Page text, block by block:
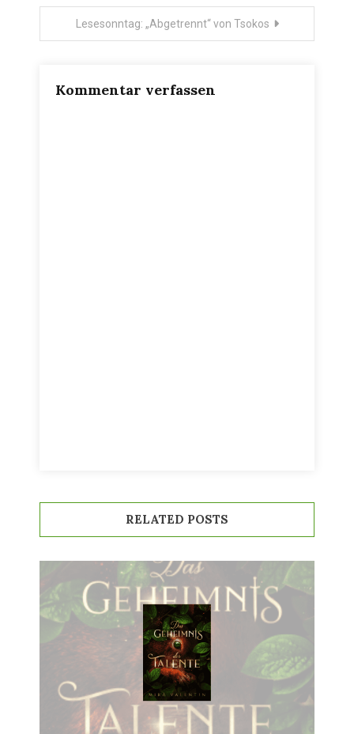
Lesesonntag: „Abgetrennt“ von Tsokos
Kommentar verfassen
RELATED POSTS